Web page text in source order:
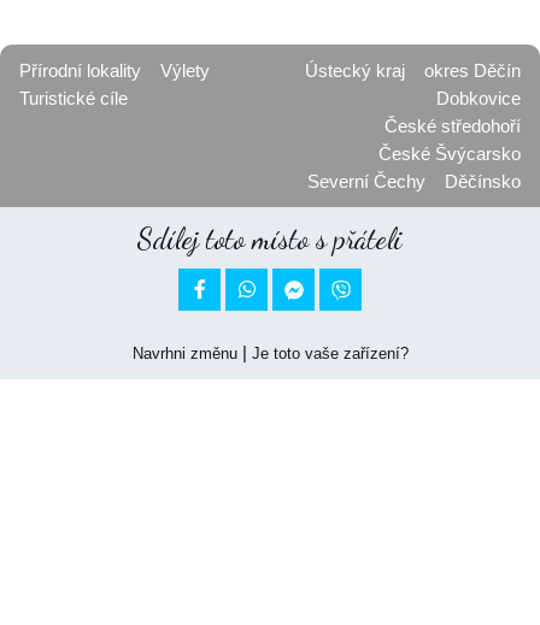
Přírodní lokality
Výlety
Turistické cíle
Ústecký kraj
okres Děčín
Dobkovice
České středohoří
České Švýcarsko
Severní Čechy
Děčínsko
Sdílej toto místo s přáteli
 
Navrhni změnu| Je toto vaše zařízení?